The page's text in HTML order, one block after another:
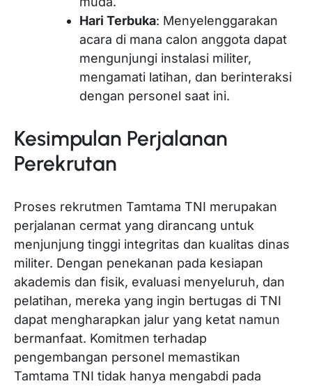
Hari Terbuka: Menyelenggarakan
acara di mana calon anggota dapat
mengunjungi instalasi militer,
mengamati latihan, dan berinteraksi
dengan personel saat ini.
Kesimpulan Perjalanan
Perekrutan
Proses rekrutmen Tamtama TNI merupakan
perjalanan cermat yang dirancang untuk
menjunjung tinggi integritas dan kualitas dinas
militer. Dengan penekanan pada kesiapan
akademis dan fisik, evaluasi menyeluruh, dan
pelatihan, mereka yang ingin bertugas di TNI
dapat mengharapkan jalur yang ketat namun
bermanfaat. Komitmen terhadap
pengembangan personel memastikan
Tamtama TNI tidak hanya mengabdi pada